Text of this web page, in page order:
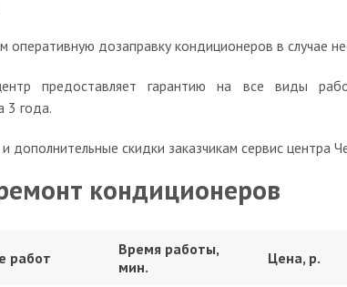
оперативную дозаправку кондиционеров в случае
предоставляет гарантию на все виды
3 года.
дополнительные скидки заказчикам сервис центра
кондиционеров
работ
Время работы,
мин.
Цена, р.